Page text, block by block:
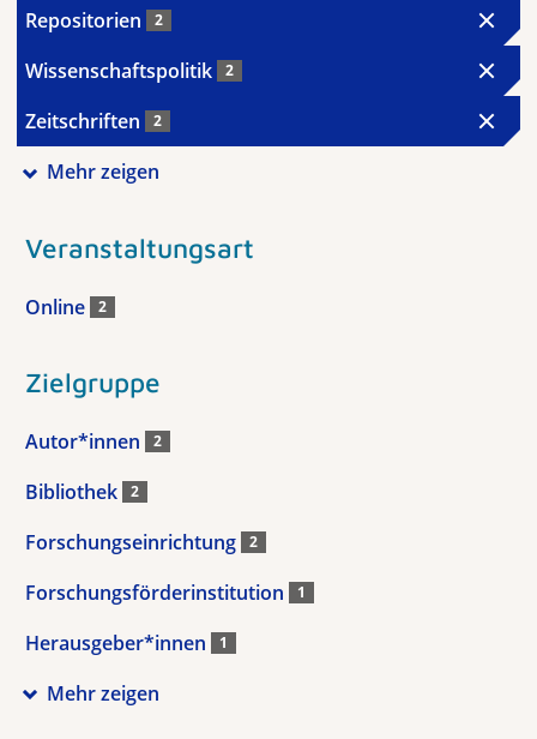
Repositorien 2
Wissenschaftspolitik 2
Zeitschriften 2
Mehr zeigen
Veranstaltungsart
Online 2
Zielgruppe
Autor*innen 2
Bibliothek 2
Forschungseinrichtung 2
Forschungsförderinstitution 1
Herausgeber*innen 1
Mehr zeigen